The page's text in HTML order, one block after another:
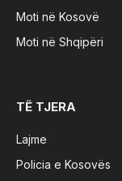
Moti në Kosovë
Moti në Shqipëri
TË TJERA
Lajme
Policia e Kosovës